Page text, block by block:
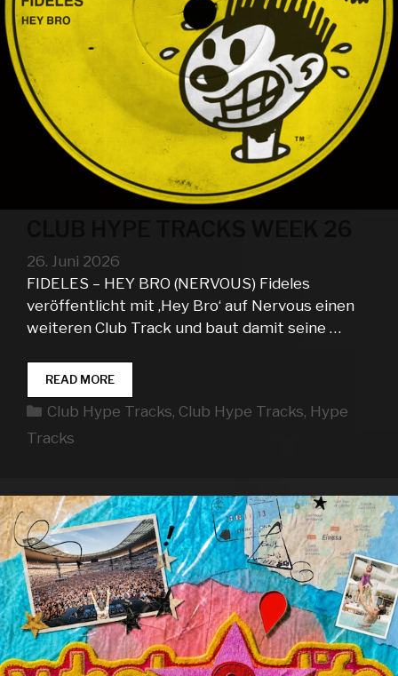
26. Juni 2026
FIDELES – HEY BRO (NERVOUS) Fideles
veröffentlicht mit ‚Hey Bro‘ auf Nervous einen
weiteren Club Track und baut damit seine …
READ MORECLUB
HYPE
TRACKS
Kategorien
Club Hype Tracks, Club Hype Tracks, Hype
Tracks